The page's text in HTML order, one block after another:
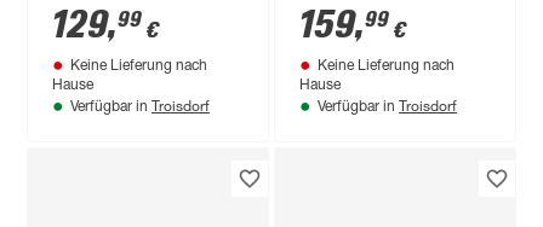
mit Akku und
Ladegerät
129,99 €
Keine Lieferung nach
Hause
Verfügbar in Troisdorf
Akkus und
Ladegerät
159,99 €
Keine Lieferung nach
Hause
Verfügbar in Troisdorf